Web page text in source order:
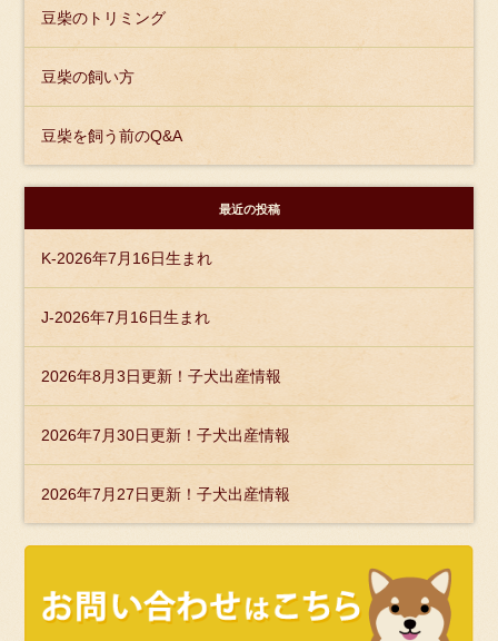
豆柴のトリミング
豆柴の飼い方
豆柴を飼う前のQ&A
最近の投稿
K-2026年7月16日生まれ
J-2026年7月16日生まれ
2026年8月3日更新！子犬出産情報
2026年7月30日更新！子犬出産情報
2026年7月27日更新！子犬出産情報